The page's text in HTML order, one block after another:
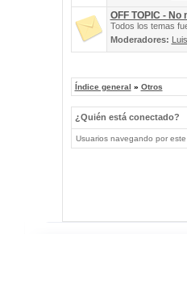
OFF TOPIC - No
Todos los temas
Moderadores:
Índice general » Otros
¿Quién está conectado?
Usuarios navegando por